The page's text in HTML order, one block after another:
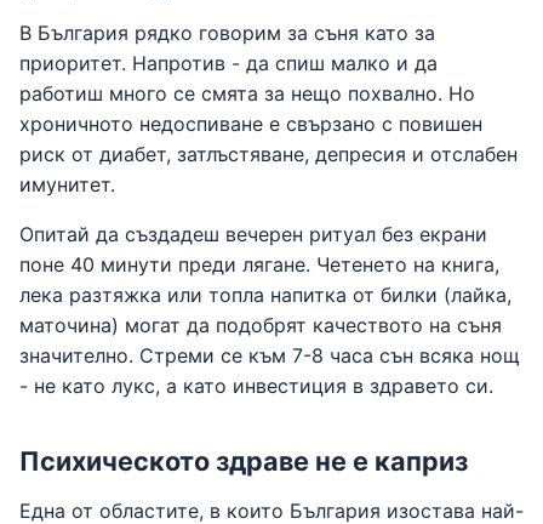
В България рядко говорим за съня като за
приоритет. Напротив - да спиш малко и да
работиш много се смята за нещо похвално. Но
хроничното недоспиване е свързано с повишен
риск от диабет, затлъстяване, депресия и отслабен
имунитет.
Опитай да създадеш вечерен ритуал без екрани
поне 40 минути преди лягане. Четенето на книга,
лека разтяжка или топла напитка от билки (лайка,
маточина) могат да подобрят качеството на съня
значително. Стреми се към 7-8 часа сън всяка нощ
- не като лукс, а като инвестиция в здравето си.
Психическото здраве не е каприз
Една от областите, в които България изостава най-